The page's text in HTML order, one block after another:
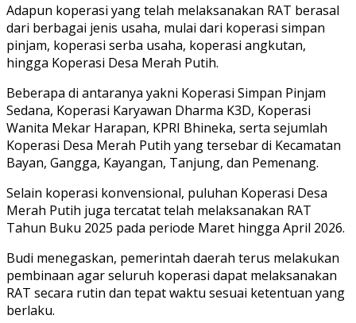
Adapun koperasi yang telah melaksanakan RAT berasal
dari berbagai jenis usaha, mulai dari koperasi simpan
pinjam, koperasi serba usaha, koperasi angkutan,
hingga Koperasi Desa Merah Putih.
Beberapa di antaranya yakni Koperasi Simpan Pinjam
Sedana, Koperasi Karyawan Dharma K3D, Koperasi
Wanita Mekar Harapan, KPRI Bhineka, serta sejumlah
Koperasi Desa Merah Putih yang tersebar di Kecamatan
Bayan, Gangga, Kayangan, Tanjung, dan Pemenang.
Selain koperasi konvensional, puluhan Koperasi Desa
Merah Putih juga tercatat telah melaksanakan RAT
Tahun Buku 2025 pada periode Maret hingga April 2026.
Budi menegaskan, pemerintah daerah terus melakukan
pembinaan agar seluruh koperasi dapat melaksanakan
RAT secara rutin dan tepat waktu sesuai ketentuan yang
berlaku.